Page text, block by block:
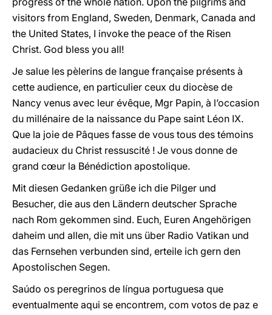
visitors from England, Sweden, Denmark, Canada and
the United States, I invoke the peace of the Risen
Christ. God bless you all!
Je salue les pèlerins de langue française présents à
cette audience, en particulier ceux du diocèse de
Nancy venus avec leur évêque, Mgr Papin, à l’occasion
du millénaire de la naissance du Pape saint Léon IX.
Que la joie de Pâques fasse de vous tous des témoins
audacieux du Christ ressuscité ! Je vous donne de
grand cœur la Bénédiction apostolique.
Mit diesen Gedanken grüße ich die Pilger und
Besucher, die aus den Ländern deutscher Sprache
nach Rom gekommen sind. Euch, Euren Angehörigen
daheim und allen, die mit uns über Radio Vatikan und
das Fernsehen verbunden sind, erteile ich gern den
Apostolischen Segen.
Saúdo os peregrinos de língua portuguesa que
eventualmente aqui se encontrem, com votos de paz e